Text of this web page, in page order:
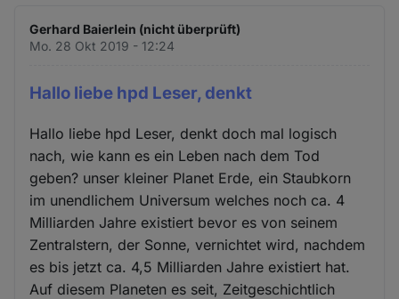
Gerhard Baierlein (nicht überprüft)
Mo. 28 Okt 2019 - 12:24
Hallo liebe hpd Leser, denkt
Hallo liebe hpd Leser, denkt doch mal logisch
nach, wie kann es ein Leben nach dem Tod
geben? unser kleiner Planet Erde, ein Staubkorn
im unendlichem Universum welches noch ca. 4
Milliarden Jahre existiert bevor es von seinem
Zentralstern, der Sonne, vernichtet wird, nachdem
es bis jetzt ca. 4,5 Milliarden Jahre existiert hat.
Auf diesem Planeten es seit, Zeitgeschichtlich